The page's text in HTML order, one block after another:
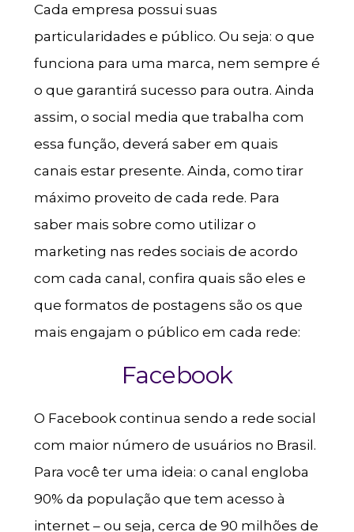
Cada empresa possui suas
particularidades e público. Ou seja: o que
funciona para uma marca, nem sempre é
o que garantirá sucesso para outra. Ainda
assim, o social media que trabalha com
essa função, deverá saber em quais
canais estar presente. Ainda, como tirar
máximo proveito de cada rede. Para
saber mais sobre como utilizar o
marketing nas redes sociais de acordo
com cada canal, confira quais são eles e
que formatos de postagens são os que
mais engajam o público em cada rede:
Facebook
O Facebook continua sendo a rede social
com maior número de usuários no Brasil.
Para você ter uma ideia: o canal engloba
90% da população que tem acesso à
internet – ou seja, cerca de 90 milhões de